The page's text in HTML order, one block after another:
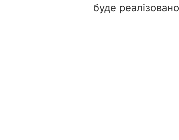
буде